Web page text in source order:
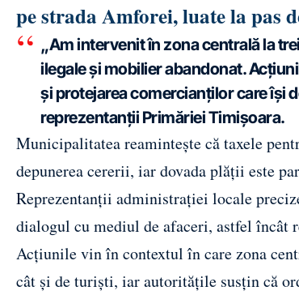
pe strada Amforei, luate la pas
„Am intervenit în zona centrală la
ilegale și mobilier abandonat.
și protejarea comercianților care își
reprezentanții Primăriei Timișoara.
Municipalitatea reamintește că taxele
depunerea cererii, iar dovada plății este
Reprezentanții administrației locale
dialogul cu mediul de afaceri, astfel încât
Acțiunile vin în contextul în care zona
cât și de turiști, iar autoritățile susțin că